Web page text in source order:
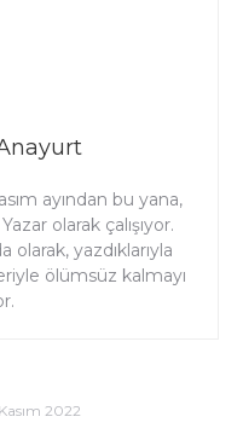
ayından bu yana,
olarak çalışıyor.
olarak, yazdıklarıyla
ölümsüz kalmayı
2022